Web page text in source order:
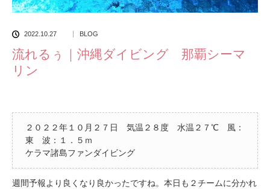
2022.10.27 BLOG
流れるぅ｜沖縄ダイビング 那覇シーマ
リン
２０２２年１０月２７日 気温２８度 水温２７℃ 風：
東 波：１．５ｍ
ケラマ諸島ファンダイビング
週間予報より良くなり良かったですね。本日も２チームに分かれ